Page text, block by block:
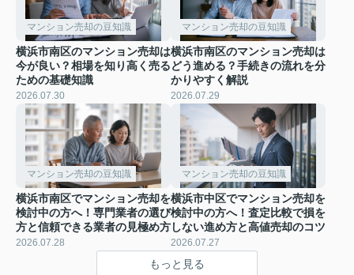
マンション売却の豆知識
横浜市南区のマンション売却は
今が良い？相場を知り高く売る
ための基礎知識
2026.07.30
マンション売却の豆知識
横浜市南区のマンション売却は
どう進める？手続きの流れを分
かりやすく解説
2026.07.29
マンション売却の豆知識
横浜市南区でマンション売却を
検討中の方へ！専門業者の選び
方と信頼できる業者の見極め方
2026.07.28
マンション売却の豆知識
横浜市中区でマンション売却を
検討中の方へ！査定比較で損を
しない進め方と高値売却のコツ
2026.07.27
もっと見る